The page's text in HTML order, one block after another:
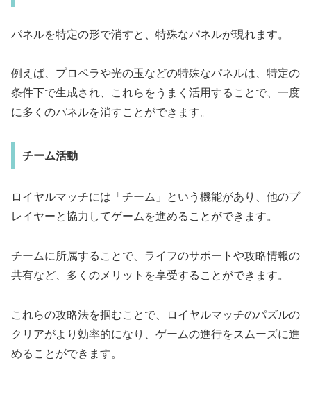
パネルを特定の形で消すと、特殊なパネルが現れます。
例えば、プロペラや光の玉などの特殊なパネルは、特定の
条件下で生成され、これらをうまく活用することで、一度
に多くのパネルを消すことができます。
チーム活動
ロイヤルマッチには「チーム」という機能があり、他のプ
レイヤーと協力してゲームを進めることができます。
チームに所属することで、ライフのサポートや攻略情報の
共有など、多くのメリットを享受することができます。
これらの攻略法を掴むことで、ロイヤルマッチのパズルの
クリアがより効率的になり、ゲームの進行をスムーズに進
めることができます。